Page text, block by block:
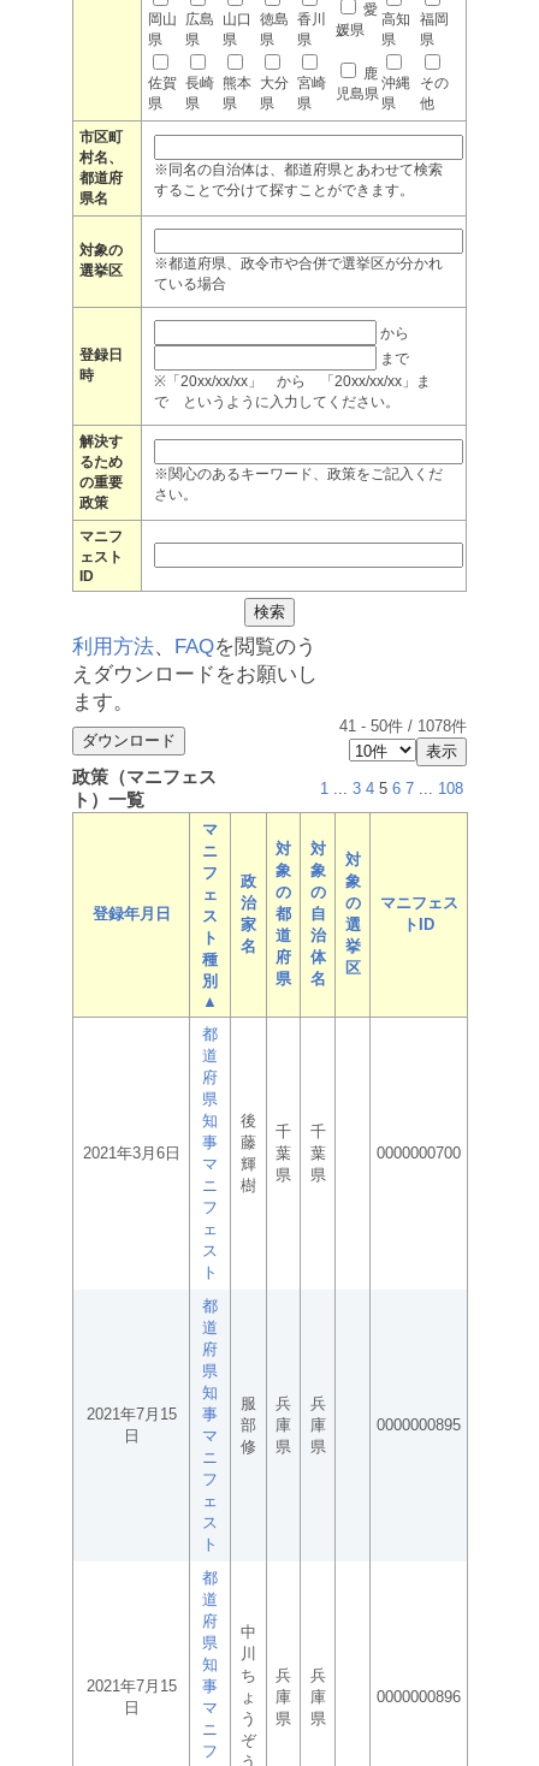
岡山
県
広島
県
山口
県
徳島
県
香川
県
愛
媛県
高知
県
福岡
県
佐賀
県
長崎
県
熊本
県
大分
県
宮崎
県
鹿
児島県
沖縄
県
その
他
市区町
村名、
都道府
県名
※同名の自治体は、都道府県とあわせて検索
することで分けて探すことができます。
対象の
選挙区
※都道府県、政令市や合併で選挙区が分かれ
ている場合
登録日
時
から
まで
※「20xx/xx/xx」 から 「20xx/xx/xx」ま
で というように入力してください。
解決す
るため
の重要
政策
※関心のあるキーワード、政策をご記入くだ
さい。
マニフ
ェスト
ID
利用方法、 FAQを閲覧のう
えダウンロードをお願いし
ます。
41 - 50件 / 1078件
政策（マニフェス
ト）一覧
1 ... 3 4 5 6 7 ... 108
登録年月日
マ
ニ
フ
ェ
ス
ト
種
別
▲
政
治
家
名
対
象
の
都
道
府
県
対
象
の
自
治
体
名
対
象
の
選
挙
区
マニフェス
トID
2021年3月6日
都
道
府
県
知
事
マ
ニ
フ
ェ
ス
ト
後
藤
輝
樹
千
葉
県
千
葉
県
0000000700
2021年7月15
日
都
道
府
県
知
事
マ
ニ
フ
ェ
ス
ト
服
部
修
兵
庫
県
兵
庫
県
0000000895
2021年7月15
日
都
道
府
県
知
事
マ
ニ
フ
中
川
ち
ょ
う
ぞ
う
兵
庫
県
兵
庫
県
0000000896